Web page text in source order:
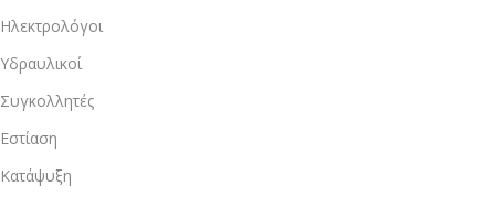
Ηλεκτρολόγοι
Υδραυλικοί
Συγκολλητές
Εστίαση
Κατάψυξη